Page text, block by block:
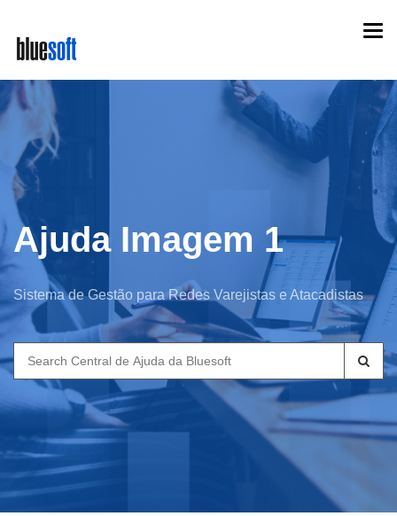
main
content
Ajuda Imagem 1
Sistema de Gestão para Redes Varejistas e Atacadistas
Search
for: